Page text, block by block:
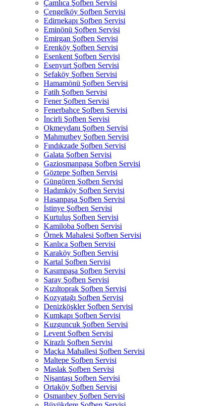
Çamlıca Şofben Servisi
Çengelköy Şofben Servisi
Edirnekapı Şofben Servisi
Eminönü Şofben Servisi
Emirgan Şofben Servisi
Erenköy Şofben Servisi
Esenkent Şofben Servisi
Esenyurt Şofben Servisi
Sefaköy Şofben Servisi
Hamamönü Şofben Servisi
Fatih Şofben Servisi
Fener Şofben Servisi
Fenerbahçe Şofben Servisi
İncirli Şofben Servisi
Okmeydanı Şofben Servisi
Mahmutbey Şofben Servisi
Fındıkzade Şofben Servisi
Galata Şofben Servisi
Gaziosmanpaşa Şofben Servisi
Göztepe Şofben Servisi
Güngören Şofben Servisi
Hadımköy Şofben Servisi
Hasanpaşa Şofben Servisi
İstinye Şofben Servisi
Kurtuluş Şofben Servisi
Kamiloba Şofben Servisi
Örnek Mahalesi Şofben Servisi
Kanlıca Şofben Servisi
Karaköy Şofben Servisi
Kartal Şofben Servisi
Kasımpaşa Şofben Servisi
Saray Şofben Servisi
Kızıltoprak Şofben Servisi
Kozyatağı Şofben Servisi
Denizköşkler Şofben Servisi
Kumkapı Şofben Servisi
Kuzguncuk Şofben Servisi
Levent Şofben Servisi
Kirazlı Şofben Servisi
Maçka Mahallesi Şofben Servisi
Maltepe Şofben Servisi
Maslak Şofben Servisi
Nişantaşı Şofben Servisi
Ortaköy Şofben Servisi
Osmanbey Şofben Servisi